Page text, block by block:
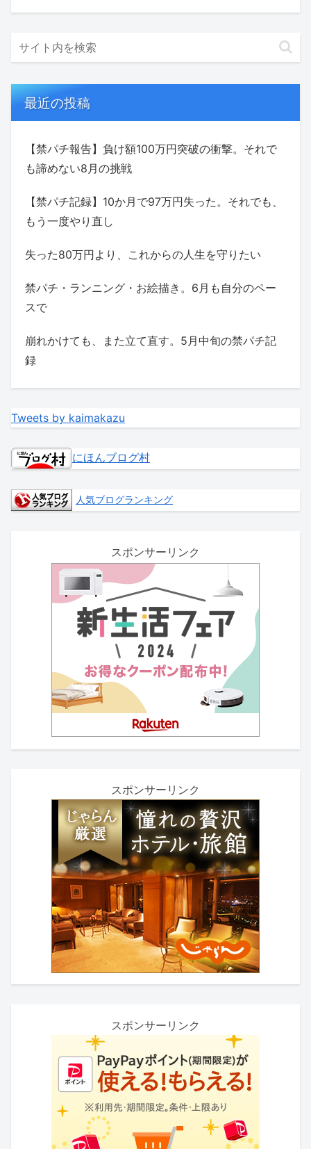
最近の投稿
【禁パチ報告】負け額100万円突破の衝撃。それで
も諦めない8月の挑戦
【禁パチ記録】10か月で97万円失った。それでも、
もう一度やり直し
失った80万円より、これからの人生を守りたい
禁パチ・ランニング・お絵描き。6月も自分のペー
スで
崩れかけても、また立て直す。5月中旬の禁パチ記
録
Tweets by kaimakazu
にほんブログ村
人気ブログランキング
スポンサーリンク
スポンサーリンク
スポンサーリンク